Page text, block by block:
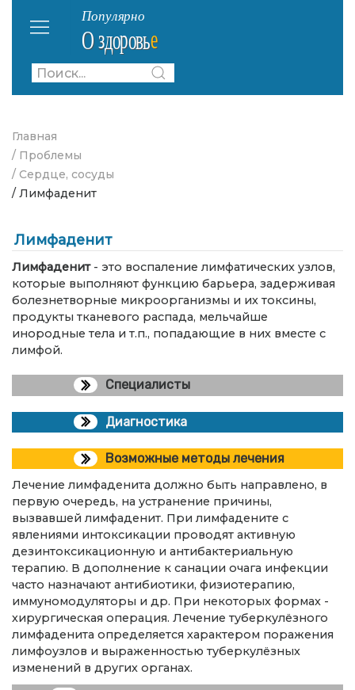
Главная
/ Проблемы
/ Сердце, сосуды
/ Лимфаденит
Лимфаденит
Лимфаденит- это воспаление лимфатических узлов,
которые выполняют функцию барьера, задерживая
болезнетворные микроорганизмы и их токсины,
продукты тканевого распада, мельчайше
инородные тела и т.п., попадающие в них вместе с
лимфой.
Специалисты
Диагностика
Возможные методы лечения
Лечение лимфаденита должно быть направлено, в
первую очередь, на устранение причины,
вызвавшей лимфаденит. При лимфадените с
явлениями интоксикации проводят активную
дезинтоксикационную и антибактериальную
терапию. В дополнение к санации очага инфекции
часто назначают антибиотики, физиотерапию,
иммуномодуляторы и др. При некоторых формах -
хирургическая операция. Лечение туберкулёзного
лимфаденита определяется характером поражения
лимфоузлов и выраженностью туберкулёзных
изменений в других органах.